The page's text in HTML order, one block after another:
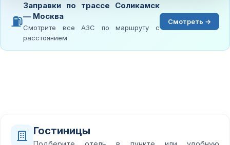
⛽
Заправки по трассе Соликамск
— Москва
Смотрите все АЗС по маршруту с
расстоянием
Смотреть →
Гостиницы